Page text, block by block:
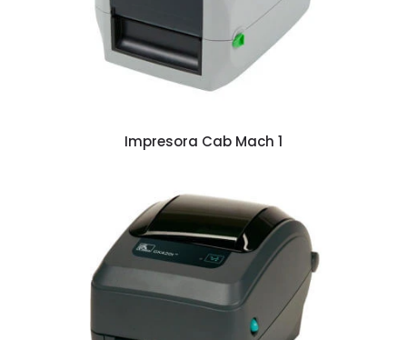
Impresora Cab Mach 1